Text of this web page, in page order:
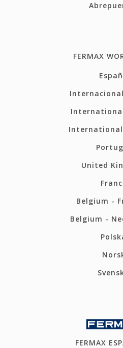
FERMAX
International
United
Belgium -
Belgium -
FERMAX